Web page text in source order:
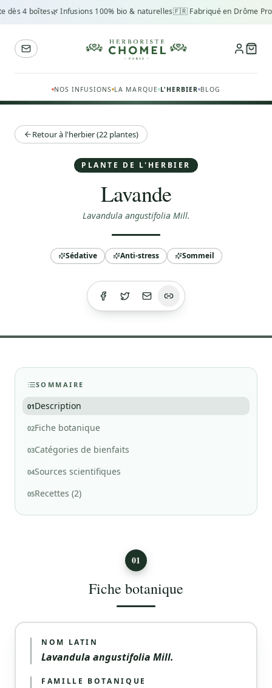
dès 4 boîtes🌿 Infusions 100% bio & naturelles🇫🇷 Fabriqué en Drôme
NOS INFUSIONS LA MARQUE L'HERBIER BLOG
Retour à l'herbier (22 plantes)
PLANTE DE L'HERBIER
Lavande
Lavandula angustifolia Mill.
Sédative Anti-stress Sommeil
SOMMAIRE
01Description
02Fiche botanique
03Catégories de bienfaits
04Sources scientifiques
05Recettes (2)
01
Fiche botanique
NOM LATIN
Lavandula angustifolia Mill.
FAMILLE BOTANIQUE